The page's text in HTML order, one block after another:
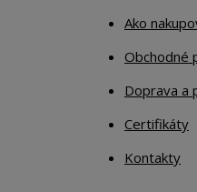
Ako
Obchodné
Doprava a
Certifikáty
Kontakty